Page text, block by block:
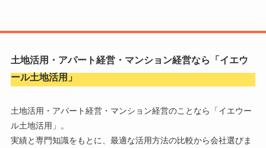
土地活用・アパート経営・マンション経営なら「 イエウ
ール土地活用 」
土地活用・アパート経営・マンション経営のことなら「 イエウー
ル土地活用 」。
実績と専門知識をもとに、最適な活用方法の比較から会社選びま